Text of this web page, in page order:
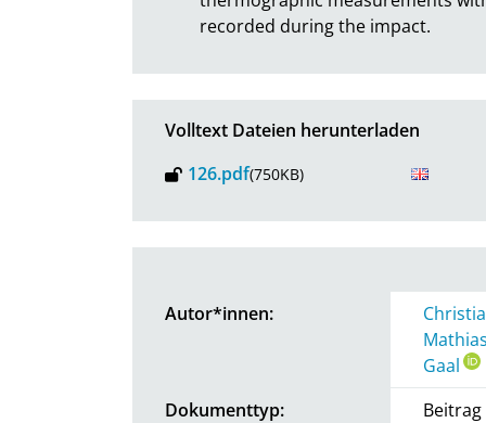
recorded during the impact.
Volltext Dateien herunterladen
126.pdf(750KB)
Autor*innen:
Gaal
Dokumenttyp: